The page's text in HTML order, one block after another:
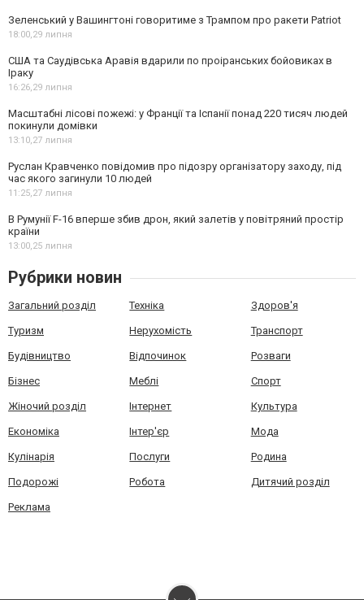
Зеленський у Вашингтоні говоритиме з Трампом про ракети Patriot
18:00,29 липня
США та Саудівська Аравія вдарили по проіранських бойовиках в
Іраку
16:26,29 липня
Масштабні лісові пожежі: у Франції та Іспанії понад 220 тисяч людей
покинули домівки
13:10,27 липня
Руслан Кравченко повідомив про підозру організатору заходу, під
час якого загинули 10 людей
11:25,27 липня
В Румунії F-16 вперше збив дрон, який залетів у повітряний простір
країни
13:00,25 липня
Рубрики новин
Загальний розділ Техніка Здоров'я
Туризм Нерухомість Транспорт
Будівництво Відпочинок Розваги
Бізнес Меблі Спорт
Жіночий розділ Інтернет Культура
Економіка Інтер'єр Мода
Кулінарія Послуги Родина
Подорожі Робота Дитячий розділ
Реклама